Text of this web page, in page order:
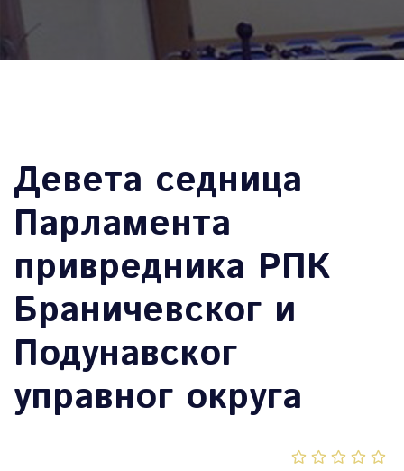
Девета седница
Парламента
привредника РПК
Браничевског и
Подунавског
управног округа